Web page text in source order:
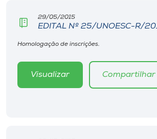
29/05/2015
EDITAL Nº 25/UNOESC-R/
Homologação de inscrições.
Visualizar Compartilhar